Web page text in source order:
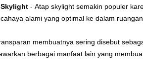
- Atap skylight semakin populer
alami yang optimal ke dalam ruangan.
membuatnya sering disebut
berbagai manfaat lain yang